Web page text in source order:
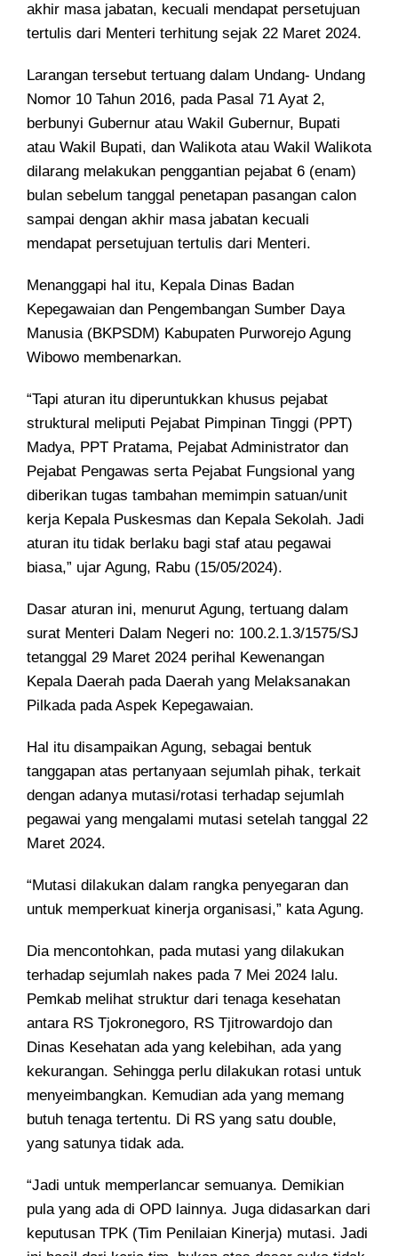
akhir masa jabatan, kecuali mendapat persetujuan
tertulis dari Menteri terhitung sejak 22 Maret 2024.
Larangan tersebut tertuang dalam Undang- Undang
Nomor 10 Tahun 2016, pada Pasal 71 Ayat 2,
berbunyi Gubernur atau Wakil Gubernur, Bupati
atau Wakil Bupati, dan Walikota atau Wakil Walikota
dilarang melakukan penggantian pejabat 6 (enam)
bulan sebelum tanggal penetapan pasangan calon
sampai dengan akhir masa jabatan kecuali
mendapat persetujuan tertulis dari Menteri.
Menanggapi hal itu, Kepala Dinas Badan
Kepegawaian dan Pengembangan Sumber Daya
Manusia (BKPSDM) Kabupaten Purworejo Agung
Wibowo membenarkan.
“Tapi aturan itu diperuntukkan khusus pejabat
struktural meliputi Pejabat Pimpinan Tinggi (PPT)
Madya, PPT Pratama, Pejabat Administrator dan
Pejabat Pengawas serta Pejabat Fungsional yang
diberikan tugas tambahan memimpin satuan/unit
kerja Kepala Puskesmas dan Kepala Sekolah. Jadi
aturan itu tidak berlaku bagi staf atau pegawai
biasa,” ujar Agung, Rabu (15/05/2024).
Dasar aturan ini, menurut Agung, tertuang dalam
surat Menteri Dalam Negeri no: 100.2.1.3/1575/SJ
tetanggal 29 Maret 2024 perihal Kewenangan
Kepala Daerah pada Daerah yang Melaksanakan
Pilkada pada Aspek Kepegawaian.
Hal itu disampaikan Agung, sebagai bentuk
tanggapan atas pertanyaan sejumlah pihak, terkait
dengan adanya mutasi/rotasi terhadap sejumlah
pegawai yang mengalami mutasi setelah tanggal 22
Maret 2024.
“Mutasi dilakukan dalam rangka penyegaran dan
untuk memperkuat kinerja organisasi,” kata Agung.
Dia mencontohkan, pada mutasi yang dilakukan
terhadap sejumlah nakes pada 7 Mei 2024 lalu.
Pemkab melihat struktur dari tenaga kesehatan
antara RS Tjokronegoro, RS Tjitrowardojo dan
Dinas Kesehatan ada yang kelebihan, ada yang
kekurangan. Sehingga perlu dilakukan rotasi untuk
menyeimbangkan. Kemudian ada yang memang
butuh tenaga tertentu. Di RS yang satu double,
yang satunya tidak ada.
“Jadi untuk memperlancar semuanya. Demikian
pula yang ada di OPD lainnya. Juga didasarkan dari
keputusan TPK (Tim Penilaian Kinerja) mutasi. Jadi